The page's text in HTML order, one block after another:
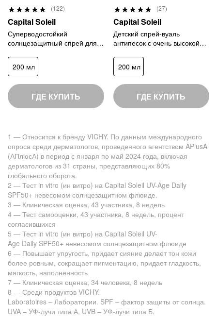
Р
е
й
т
и
:
9
8
%
(122)
Capital Soleil
Суперводостойкий
солнцезащитный спрей для
200 мл
ГДЕ КУПИТЬ
Р
е
й
т
и
:
9
7
%
(27)
Capital Soleil
Детский спрей-вуаль
антипесок с очень высокой
200 мл
ГДЕ КУПИТЬ
1 — Относится к бренду VICHY. По данным международного
опроса среди дерматологов, проведенного агентством APlusA
(АПлюсА) в период с января по май 2024 года, включая
дерматологов из 31 страны, представляющих 80%
глобального оборота.
2 — Тест in vitro (ин витро) на Capital Soleil UV-Age Daily
SPF50+ невесомом солнцезащитном флюиде.
3 — Клиническая оценка, 43 участника, 8 недель
4 — Тест самооценки, 43 участника, 8 недель, процент
согласившихся
5 — Тест in vitro (ин витро) на Capital Soleil UV-
Age Daily SPF50+ невесомом солнцезащитном флюиде
6 — Повышает упругость, придает сияние делает тон кожи
более ровным, сокращает пигментацию, придает гладкость,
мягкость, наполненность
7 — Клиническая оценка, 34 человека, 8 недель
8 — Среди продуктов VICHY.
Laboratoires – Лаборатории. SPF – фактор защиты от солнца.
UVA – УФ-лучи типа А, UVB – УФ-лучи типа Б.